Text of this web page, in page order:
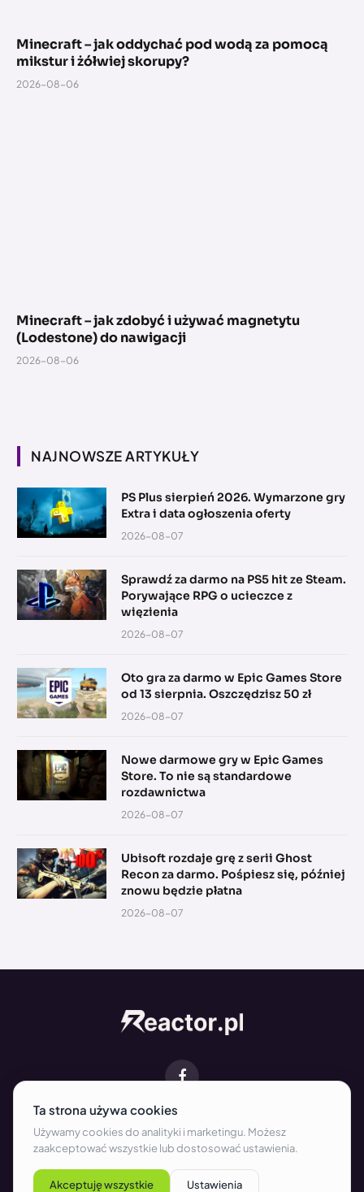
Minecraft – jak oddychać pod wodą za pomocą
mikstur i żółwiej skorupy?
2026-08-06
Minecraft – jak zdobyć i używać magnetytu
(Lodestone) do nawigacji
2026-08-06
NAJNOWSZE ARTYKUŁY
PS Plus sierpień 2026. Wymarzone gry
Extra i data ogłoszenia oferty
2026-08-07
Sprawdź za darmo na PS5 hit ze Steam.
Porywające RPG o ucieczce z
więzienia
2026-08-07
Oto gra za darmo w Epic Games Store
od 13 sierpnia. Oszczędzisz 50 zł
2026-08-07
Nowe darmowe gry w Epic Games
Store. To nie są standardowe
rozdawnictwa
2026-08-07
Ubisoft rozdaje grę z serii Ghost
Recon za darmo. Pośpiesz się, później
znowu będzie płatna
2026-08-07
Facebook
O NAS KONTAKT REDAKCJA
WSPÓŁPRACA
REKLAMA
REGULAMIN
POLITYKA PRYWATNOŚCI I COOKIES